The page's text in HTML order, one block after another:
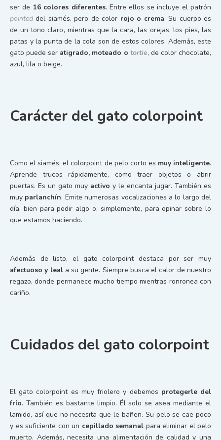
ser de 16 colores diferentes. Entre ellos se incluye el patrón
pointed del siamés, pero de color rojo o crema. Su cuerpo es
de un tono claro, mientras que la cara, las orejas, los pies, las
patas y la punta de la cola son de estos colores. Además, este
gato puede ser atigrado, moteado o tortie, de color chocolate,
azul, lila o beige.
Carácter del gato colorpoint
Como el siamés, el colorpoint de pelo corto es muy inteligente.
Aprende trucos rápidamente, como traer objetos o abrir
puertas. Es un gato muy activo y le encanta jugar. También es
muy parlanchín. Emite numerosas vocalizaciones a lo largo del
día, bien para pedir algo o, simplemente, para opinar sobre lo
que estamos haciendo.
Además de listo, el gato colorpoint destaca por ser muy
afectuoso y leala su gente. Siempre busca el calor de nuestro
regazo, donde permanece mucho tiempo mientras ronronea con
cariño.
Cuidados del gato colorpoint
El gato colorpoint es muy friolero y debemos protegerle del
frío. También es bastante limpio. Él solo se asea mediante el
lamido, así que no necesita que le bañen. Su pelo se cae poco
y es suficiente con un cepillado semanal para eliminar el pelo
muerto. Además, necesita una alimentación de calidad y una